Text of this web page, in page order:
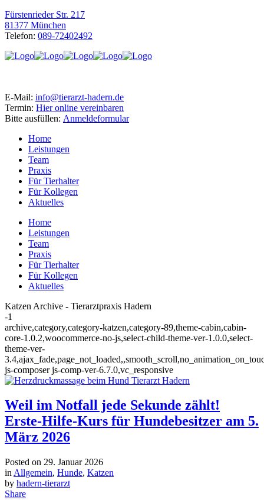
Fürstenrieder Str. 217
81377 München
Telefon: 089-72402492
E-Mail: info@tierarzt-hadern.de
Termin: Hier online vereinbaren
Bitte ausfüllen: Anmeldeformular
Home
Leistungen
Team
Praxis
Für Tierhalter
Für Kollegen
Aktuelles
Home
Leistungen
Team
Praxis
Für Tierhalter
Für Kollegen
Aktuelles
Katzen Archive - Tierarztpraxis Hadern
-1
archive,category,category-katzen,category-89,theme-cabin,cabin-
core-1.0.2,woocommerce-no-js,select-child-theme-ver-1.0.0,select-
theme-ver-
js-composer js-comp-ver-6.7.0,vc_responsive
Weil im Notfall jede Sekunde zählt!
Erste-Hilfe-Kurs für Hundebesitzer am 5.
März 2026
Posted on 29. Januar 2026
in Allgemein, Hunde, Katzen
by hadern-tierarzt
Share